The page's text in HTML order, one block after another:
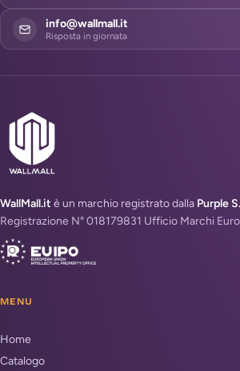
info@wallmall.it
Risposta in giornata
WallMall.it è un marchio registrato dalla Purple
Registrazione N° 018179831 Ufficio Marchi
MENU
Home
Catalogo